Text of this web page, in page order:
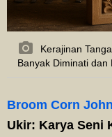
Kerajinan
Banyak Diminati dan
Broom Corn
Ukir: Karya Seni